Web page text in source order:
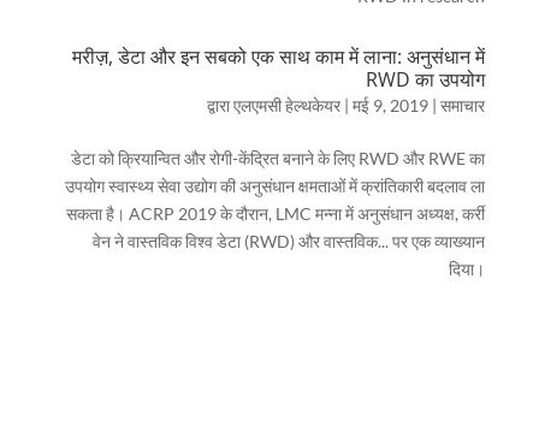
मरीज़, डेटा और इन सबको एक साथ काम में लाना: अनुसंधान में
RWD का उपयोग
द्वाराएलएमसी हेल्थकेयर |मई 9, 2019 |समाचार
डेटा को क्रियान्वित और रोगी-केंद्रित बनाने के लिए RWD और RWE का
उपयोग स्वास्थ्य सेवा उद्योग की अनुसंधान क्षमताओं में क्रांतिकारी बदलाव ला
सकता है। ACRP 2019 के दौरान, LMC मन्ना में अनुसंधान अध्यक्ष, कर्री
वेन ने वास्तविक विश्व डेटा (RWD) और वास्तविक... पर एक व्याख्यान
दिया।